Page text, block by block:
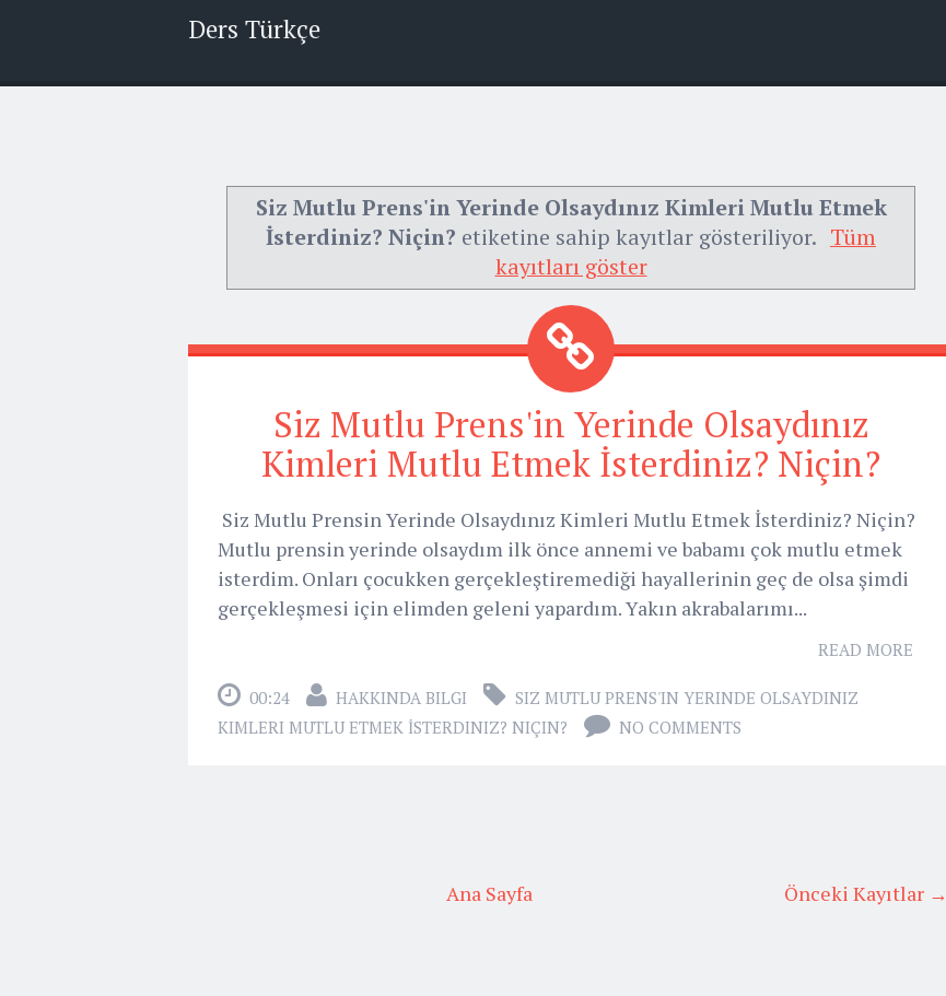
Ders Türkçe
Siz Mutlu Prens'in Yerinde Olsaydınız Kimleri Mutlu Etmek
İsterdiniz? Niçin? etiketine sahip kayıtlar gösteriliyor. Tüm
kayıtları göster
Siz Mutlu Prens'in Yerinde Olsaydınız
Kimleri Mutlu Etmek İsterdiniz? Niçin?
Siz Mutlu Prensin Yerinde Olsaydınız Kimleri Mutlu Etmek İsterdiniz? Niçin?
Mutlu prensin yerinde olsaydım ilk önce annemi ve babamı çok mutlu etmek
isterdim. Onları çocukken gerçekleştiremediği hayallerinin geç de olsa şimdi
gerçekleşmesi için elimden geleni yapardım. Yakın akrabalarımı...
READ MORE
00:24 HAKKINDA BILGI
SIZ MUTLU PRENS'IN YERINDE OLSAYDINIZ
KIMLERI MUTLU ETMEK İSTERDINIZ? NIÇIN?
NO COMMENTS
Önceki Kayıtlar →
Ana Sayfa